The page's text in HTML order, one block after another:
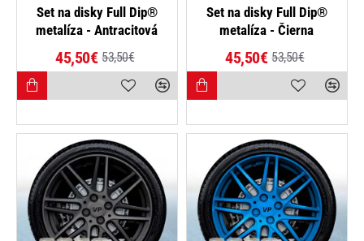
-15%
Set na disky Full Dip®
metalíza - Antracitová
45,50€ 53,50€
-15%
Set na disky Full Dip®
metalíza - Čierna
45,50€ 53,50€